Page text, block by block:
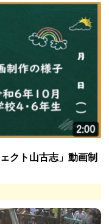
クト山古志」動画制